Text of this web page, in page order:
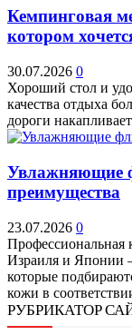
Кемпинговая
котором
30.07.2026 0
Хороший стол и
качества отдыха
дороги
Увлажняющие
преимущества
23.07.2026 0
Профессиональная
Израиля и Японии
которые
кожи в
РУБРИКАТОР